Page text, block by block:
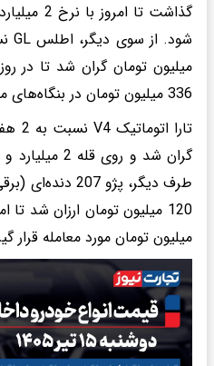
میلیون تومان گران شد تا در
336 میلیون تومان در بنگاه‌های معاملاتی عرضه شود.
طرف دیگر، پژو
میلیون تومان مورد معامله قرار